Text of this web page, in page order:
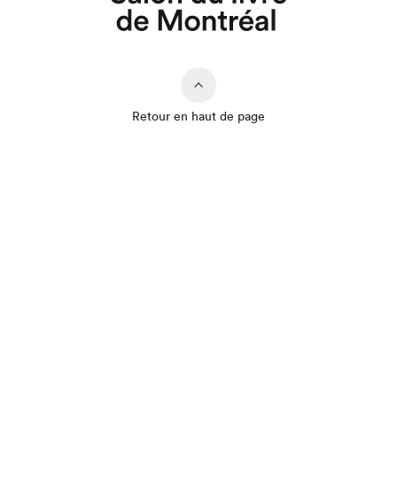
Retour en haut de page